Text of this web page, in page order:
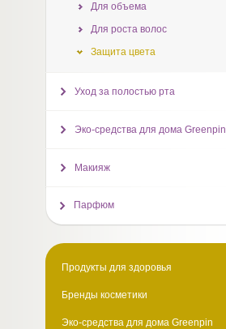
Для объема
Для роста волос
Защита цвета
Уход за полостью рта
Эко-средства для дома Greenpin
Макияж
Парфюм
Продукты для здоровья
Бренды косметики
Эко-средства для дома Greenpin